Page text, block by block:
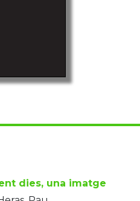
dies, una imatge